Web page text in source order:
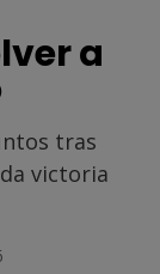
a
tras
victoria